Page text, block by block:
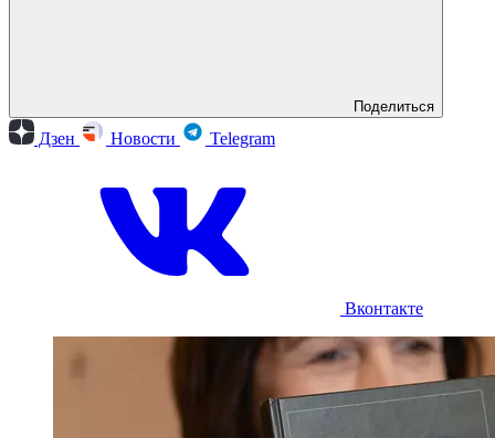
Поделиться
Дзен Новости Telegram
Вконтакте